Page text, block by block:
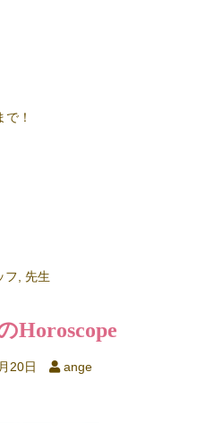
！
フ 先生
Horoscope
20日 ange